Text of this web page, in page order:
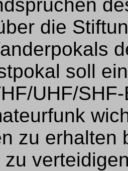
die
soll
UHF/
zu erhalten
zu